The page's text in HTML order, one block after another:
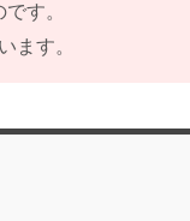
す。
ます。